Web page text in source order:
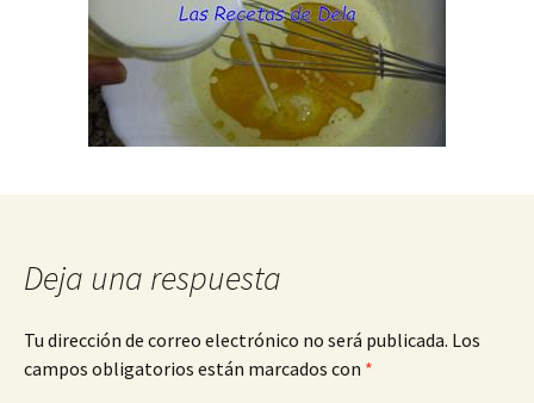
Deja una respuesta
Tu dirección de correo electrónico no será publicada. Los
campos obligatorios están marcados con *